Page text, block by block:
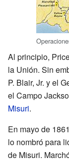
Al principio,
la Unión. Sin
P. Blair, Jr. y el
el Campo
Misuri.
En mayo de
lo nombró para
de Misuri.